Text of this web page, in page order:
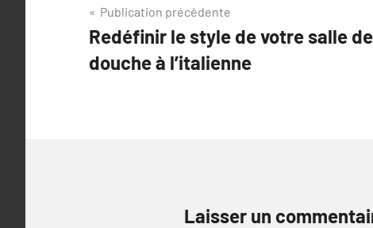
Navigation
de
l’article
Publication précédente
Redéfinir le style de votre salle
douche à l’italienne
Laisser un